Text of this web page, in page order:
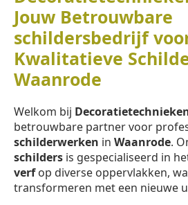
Jouw Betrouwbare
schildersbedrijf
Kwalitatieve
Waanrode
Welkom bij
betrouwbare partner voor
schilderwerken in Waanrode.
schilders is gespecialiseerd in
verfop diverse oppervlakken,
transformeren met een nieuwe